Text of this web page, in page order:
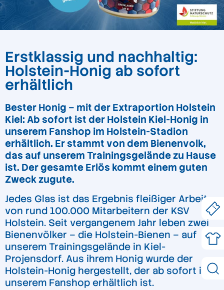
Erstklassig und nachhaltig:
Holstein-Honig ab sofort
erhältlich
Bester Honig – mit der Extraportion Holstein
Kiel: Ab sofort ist der Holstein Kiel-Honig in
unserem Fanshop im Holstein-Stadion
erhältlich. Er stammt von dem Bienenvolk,
das auf unserem Trainingsgelände zu Hause
ist. Der gesamte Erlös kommt einem guten
Zweck zugute.
Jedes Glas ist das Ergebnis fleißiger Arbeit
von rund 100.000 Mitarbeitern der KSV
Holstein. Seit vergangenem Jahr leben zwei
Bienenvölker – die Holstein-Bienen – auf
unserem Trainingsgelände in Kiel-
Projensdorf. Aus ihrem Honig wurde der
Holstein-Honig hergestellt, der ab sofort in
unserem Fanshop erhältlich ist.